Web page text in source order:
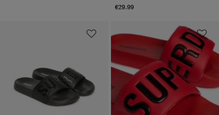
€29.99